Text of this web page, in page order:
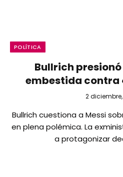
POLÍTICA
Bullrich presionó
embestida contra
2
Bullrich cuestiona a Messi
en plena polémica. La
a protagonizar